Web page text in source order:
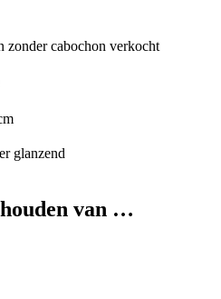
zonder cabochon verkocht
glanzend
van …